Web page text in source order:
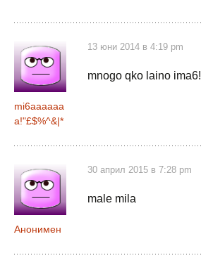
mi6aaaaaa
a!"£$%^&|*
13 юни 2014 в 4:19 pm
mnogo qko laino ima6!
Анонимен
30 април 2015 в 7:28 pm
male mila